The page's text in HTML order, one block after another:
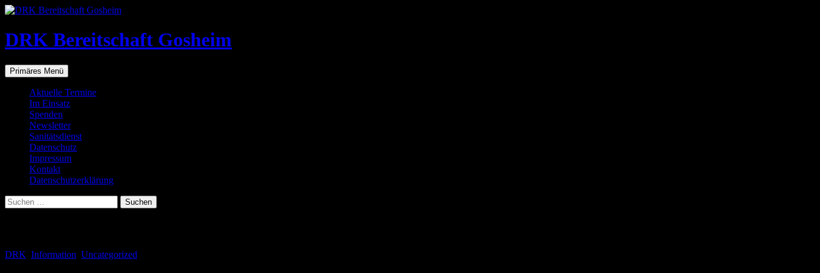
Zum
springen
DRK Bereitschaft Gosheim
Suchen
Primäres Menü
Aktuelle Termine
Im Einsatz
Spenden
Newsletter
Sanitätsdienst
Datenschutz
Impressum
Kontakt
Datenschutzerklärung
Suchen
nach:
DRK Information Uncategorized